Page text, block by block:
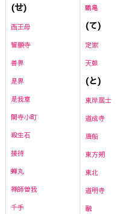
(せ)
西王母
誓願寺
善界
是界
是我意
関寺小町
殺生石
接待
蝉丸
禅師曽我
千手
鶴亀
(て)
定家
天鼓
(と)
東岸居士
道成寺
唐船
東方朔
東北
道明寺
融